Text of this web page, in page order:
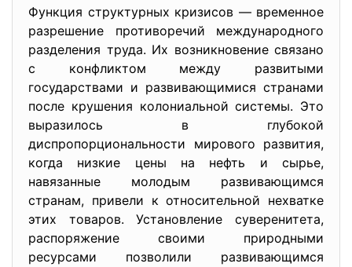
Функция структурных кризисов — временное
разрешение противоречий международного
разделения труда. Их возникновение связано
с конфликтом между развитыми
государствами и развивающимися странами
после крушения колониальной системы. Это
выразилось в глубокой
диспропорциональности мирового развития,
когда низкие цены на нефть и сырье,
навязанные молодым развивающимся
странам, привели к относительной нехватке
этих товаров. Установление суверенитета,
распоряжение своими природными
ресурсами позволили развивающимся